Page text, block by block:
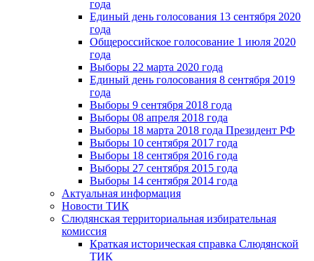
года
Единый день голосования 13 сентября 2020
года
Общероссийское голосование 1 июля 2020
года
Выборы 22 марта 2020 года
Единый день голосования 8 сентября 2019
года
Выборы 9 сентября 2018 года
Выборы 08 апреля 2018 года
Выборы 18 марта 2018 года Президент РФ
Выборы 10 сентября 2017 года
Выборы 18 сентября 2016 года
Выборы 27 сентября 2015 года
Выборы 14 сентября 2014 года
Актуальная информация
Новости ТИК
Слюдянская территориальная избирательная
комиссия
Краткая историческая справка Слюдянской
ТИК